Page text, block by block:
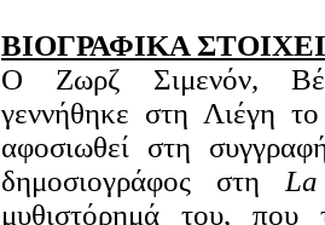
ΒΙΟΓΡΑΦΙΚΑ
Ο Ζωρζ Σιμενόν,
γεννήθηκε στη Λιέγη
αφοσιωθεί στη
δημοσιογράφος στη
μυθιστόρημά του,